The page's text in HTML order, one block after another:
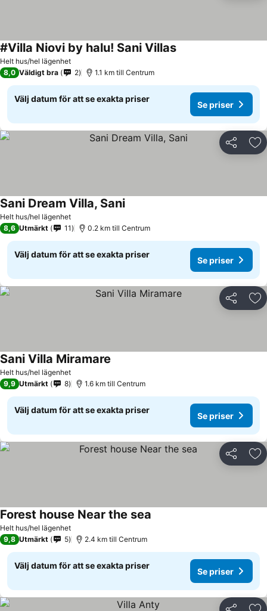
Helt hus/hel lägenhet
#Villa Niovi by halu! Sani Villas
8,0 Väldigt bra 2 1.1 km till Centrum
Välj datum för att se exakta priser
Se priser
Dela
Helt hus/hel lägenhet
Sani Dream Villa, Sani
8,6 Utmärkt 11 0.2 km till Centrum
Välj datum för att se exakta priser
Se priser
Dela
Helt hus/hel lägenhet
Sani Villa Miramare
9,9 Utmärkt 8 1.6 km till Centrum
Välj datum för att se exakta priser
Se priser
Dela
Helt hus/hel lägenhet
Forest house Near the sea
9,8 Utmärkt 5 2.4 km till Centrum
Välj datum för att se exakta priser
Se priser